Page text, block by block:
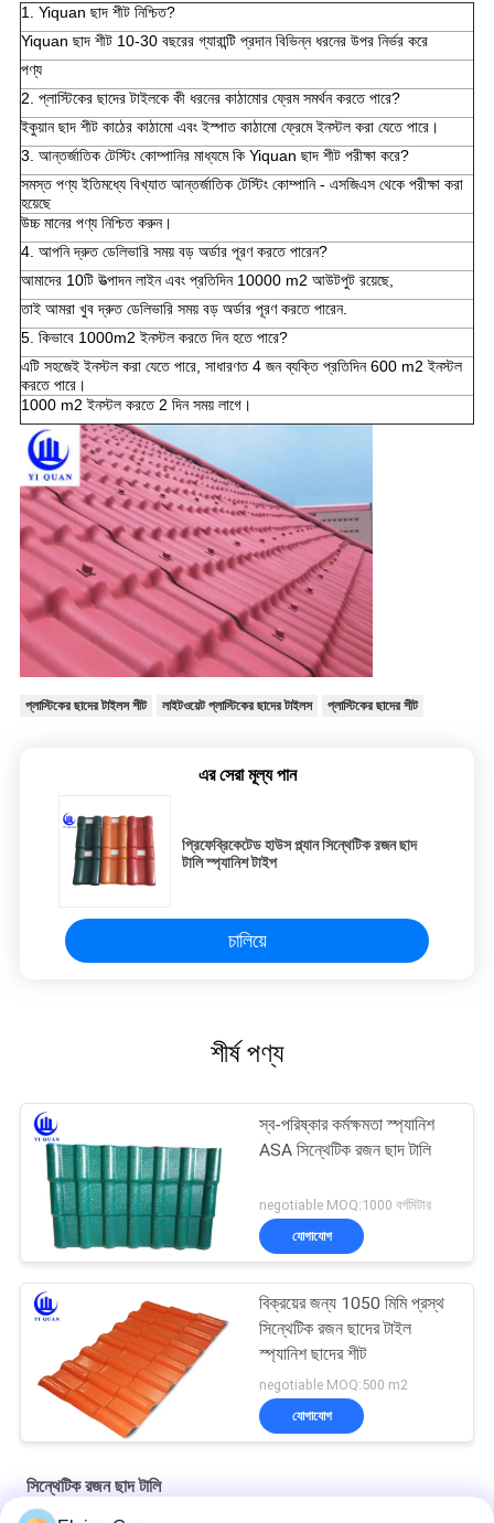
1. Yiquan ছাদ শীট নিশ্চিত?
Yiquan ছাদ শীট 10-30 বছরের গ্যারান্টি প্রদান বিভিন্ন ধরনের উপর নির্ভর করে
পণ্য
2. প্লাস্টিকের ছাদের টাইলকে কী ধরনের কাঠামোর ফ্রেম সমর্থন করতে পারে?
ইকুয়ান ছাদ শীট কাঠের কাঠামো এবং ইস্পাত কাঠামো ফ্রেমে ইনস্টল করা যেতে পারে।
3. আন্তর্জাতিক টেস্টিং কোম্পানির মাধ্যমে কি Yiquan ছাদ শীট পরীক্ষা করে?
সমস্ত পণ্য ইতিমধ্যে বিখ্যাত আন্তর্জাতিক টেস্টিং কোম্পানি - এসজিএস থেকে পরীক্ষা করা
হয়েছে
উচ্চ মানের পণ্য নিশ্চিত করুন।
4. আপনি দ্রুত ডেলিভারি সময় বড় অর্ডার পূরণ করতে পারেন?
আমাদের 10টি উত্পাদন লাইন এবং প্রতিদিন 10000 m2 আউটপুট রয়েছে,
তাই আমরা খুব দ্রুত ডেলিভারি সময় বড় অর্ডার পূরণ করতে পারেন.
5. কিভাবে 1000m2 ইনস্টল করতে দিন হতে পারে?
এটি সহজেই ইনস্টল করা যেতে পারে, সাধারণত 4 জন ব্যক্তি প্রতিদিন 600 m2 ইনস্টল
করতে পারে।
1000 m2 ইনস্টল করতে 2 দিন সময় লাগে।
প্লাস্টিকের ছাদের টাইলস শীট লাইটওয়েট প্লাস্টিকের ছাদের টাইলস প্লাস্টিকের ছাদের শীট
এর সেরা মূল্য পান
প্রিফেব্রিকেটেড হাউস প্ল্যান সিন্থেটিক রজন ছাদ
টালি স্প্যানিশ টাইপ
চালিয়ে
শীর্ষ পণ্য
স্ব-পরিষ্কার কর্মক্ষমতা স্প্যানিশ
ASA সিন্থেটিক রজন ছাদ টালি
negotiable MOQ:1000 বর্গমিটার
যোগাযোগ
বিক্রয়ের জন্য 1050 মিমি প্রস্থ
সিন্থেটিক রজন ছাদের টাইল
স্প্যানিশ ছাদের শীট
negotiable MOQ:500 m2
যোগাযোগ
সিন্থেটিক রজন ছাদ টালি